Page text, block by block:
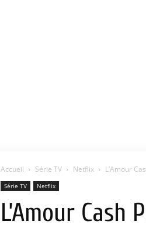
Accueil Série TV Netflix L’Amour
Série TV Netflix
L’Amour